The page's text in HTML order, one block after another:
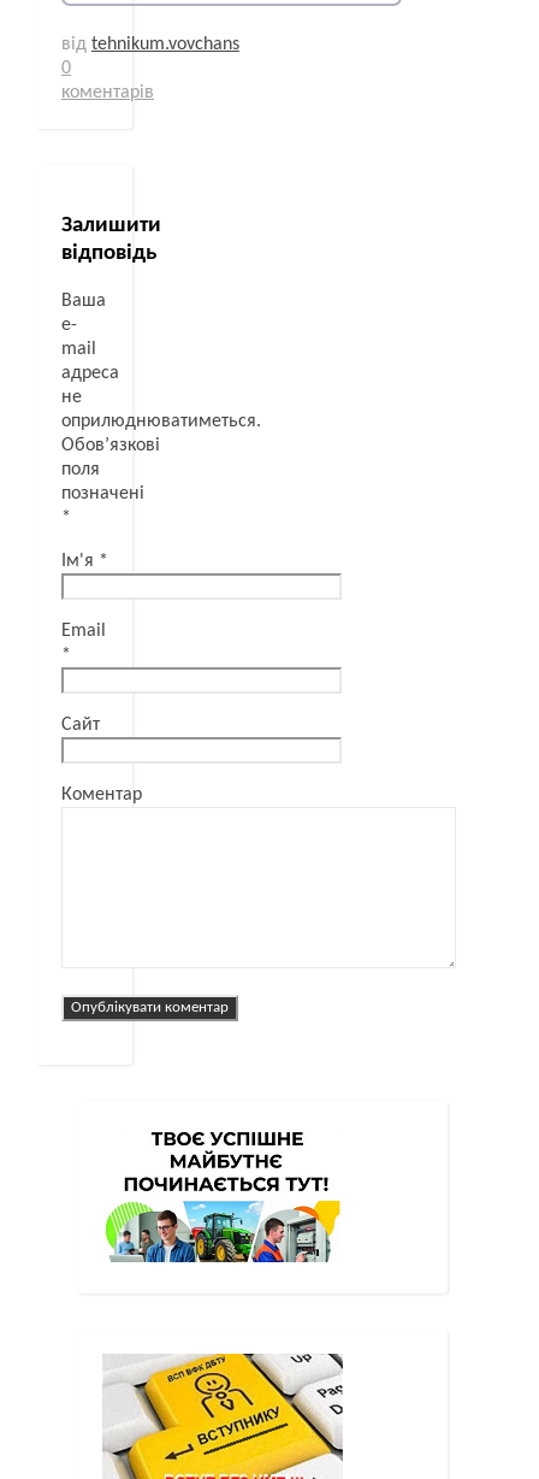
від tehnikum.vovchans
0
коментарів
Залишити
відповідь
Ваша
e-
mail
адреса
не
оприлюднюватиметься.
Обов’язкові
поля
позначені
*
Ім'я *
Email
*
Сайт
Коментар